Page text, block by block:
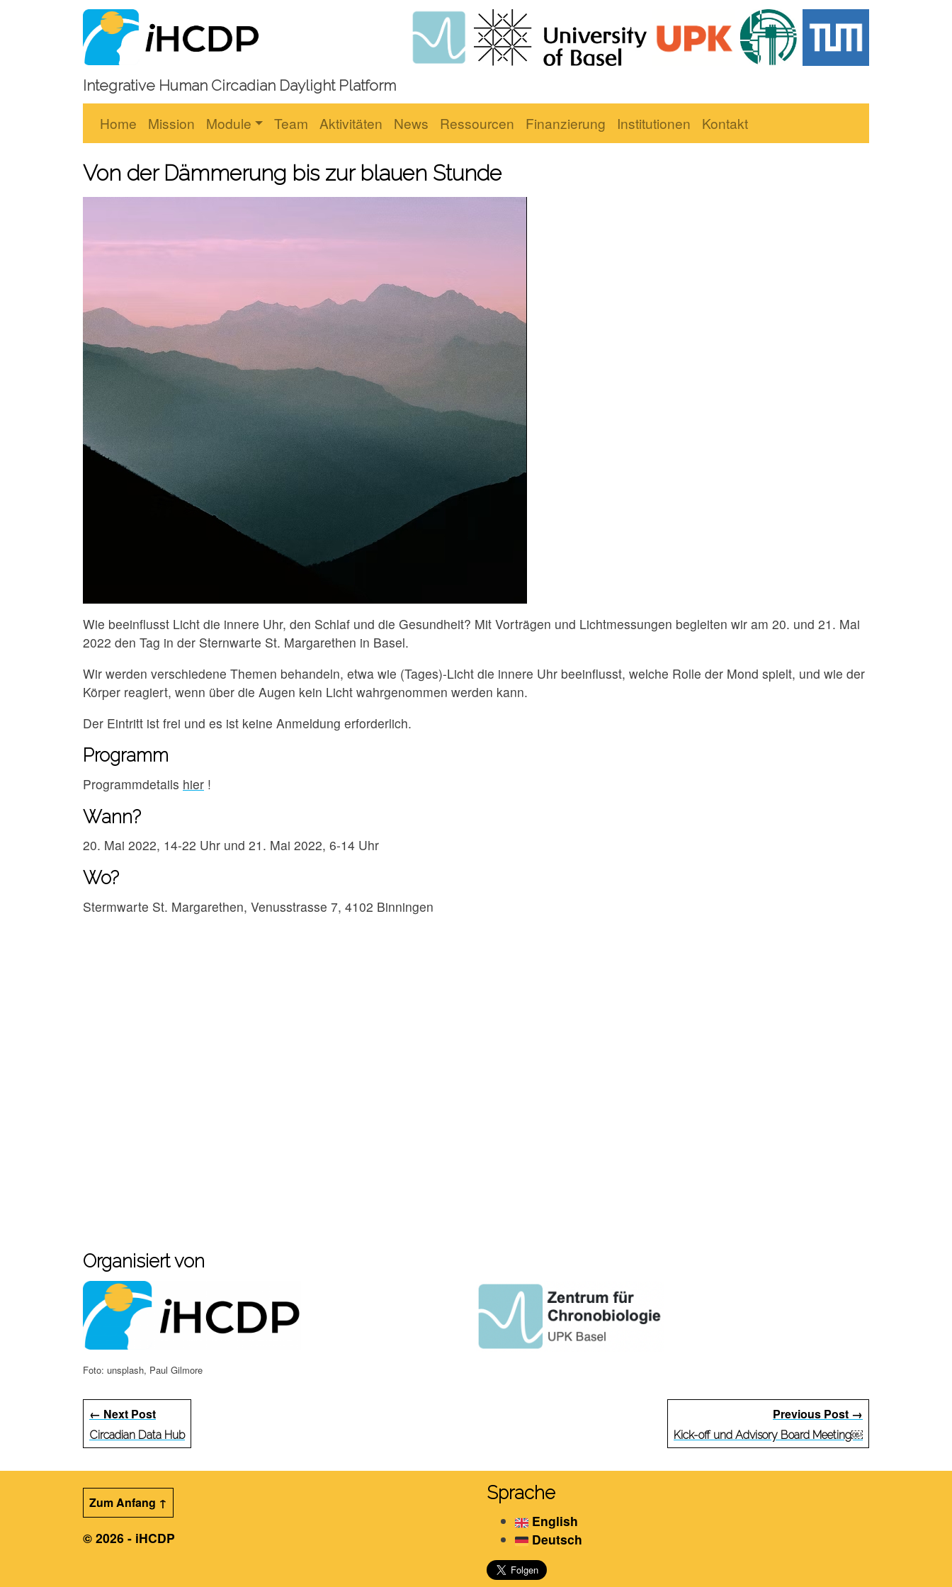
Integrative Human Circadian Daylight Platform
Home Mission Module Team Aktivitäten News Ressourcen Finanzierung Institutionen Kontakt
Von der Dämmerung bis zur blauen Stunde
Wie beeinflusst Licht die innere Uhr, den Schlaf und die Gesundheit? Mit Vorträgen und Lichtmessungen begleiten wir am 20. und 21. Mai
2022 den Tag in der Sternwarte St. Margarethen in Basel.
Wir werden verschiedene Themen behandeln, etwa wie (Tages)-Licht die innere Uhr beeinflusst, welche Rolle der Mond spielt, und wie der
Körper reagiert, wenn über die Augen kein Licht wahrgenommen werden kann.
Der Eintritt ist frei und es ist keine Anmeldung erforderlich.
Programm
Programmdetails hier !
Wann?
20. Mai 2022, 14-22 Uhr und 21. Mai 2022, 6-14 Uhr
Wo?
Stermwarte St. Margarethen, Venusstrasse 7, 4102 Binningen
Organisiert von
Foto: unsplash, Paul Gilmore
Previous Post →
Kick-off und Advisory Board Meeting￼
← Next Post
Circadian Data Hub
Zum Anfang ↑
© 2026 - iHCDP
Sprache
English
Deutsch